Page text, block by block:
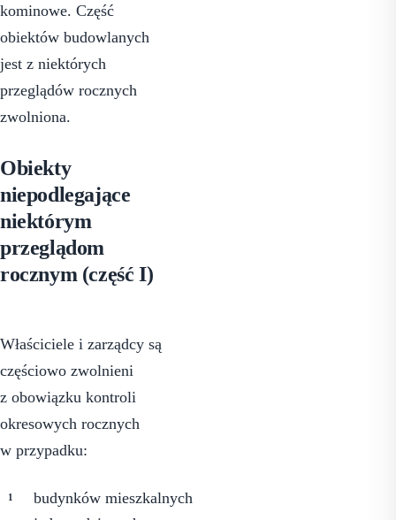
kominowe. Część
obiektów budowlanych
jest z niektórych
przeglądów rocznych
zwolniona.
Obiekty
niepodlegające
niektórym
przeglądom
rocznym (część I)
Właściciele i zarządcy są
częściowo zwolnieni
z obowiązku kontroli
okresowych rocznych
w przypadku:
budynków mieszkalnych